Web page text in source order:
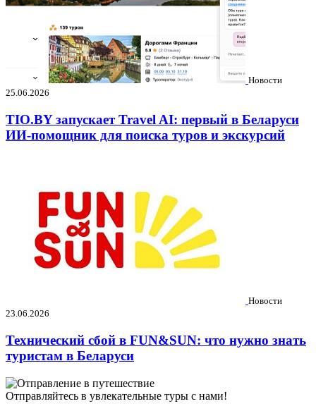
Новости
25.06.2026
TIO.BY запускает Travel AI: первый в Беларуси
ИИ-помощник для поиска туров и экскурсий
Новости
23.06.2026
Технический сбой в FUN&SUN: что нужно знать
туристам в Беларуси
Отправляйтесь в увлекательные туры с нами!